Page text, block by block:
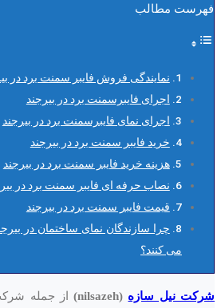
فهرست مطالب
نمایندگی فروش فایبر سمنت برد در
اجرای فایبرسمنت برد در بیرجند
اجرای نمای فایبرسمنت برد در بیرجند
خرید فایبر سمنت برد در بیرجند
هزینه خرید فایبر سمنت برد در بیرجند
نصاب حرفه ای فایبر سمنت برد در
قیمت فایبر سمنت برد در بیرجند
چرا سازندگان نمای ساختمان در
می کنند؟
شرکت نیل سازه (nilsazeh)
از جمله